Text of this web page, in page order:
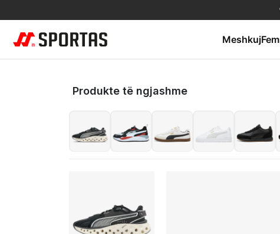
Meshkuj
Produkte të ngjashme